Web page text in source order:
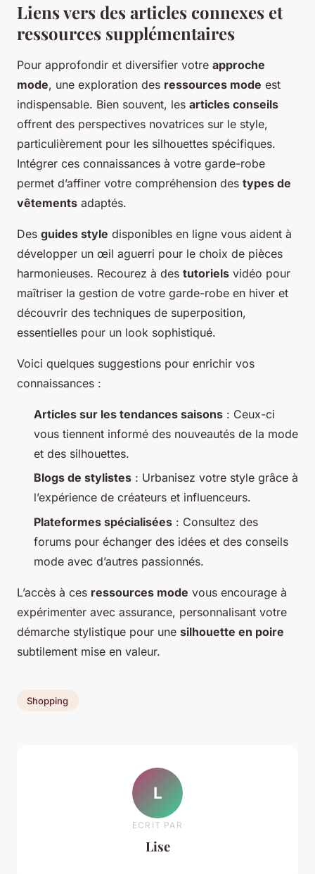
Liens vers des articles connexes et
ressources supplémentaires
Pour approfondir et diversifier votre approche
mode, une exploration des ressources mode est
indispensable. Bien souvent, les articles conseils
offrent des perspectives novatrices sur le style,
particulièrement pour les silhouettes spécifiques.
Intégrer ces connaissances à votre garde-robe
permet d’affiner votre compréhension des types de
vêtements adaptés.
Des guides style disponibles en ligne vous aident à
développer un œil aguerri pour le choix de pièces
harmonieuses. Recourez à des tutoriels vidéo pour
maîtriser la gestion de votre garde-robe en hiver et
découvrir des techniques de superposition,
essentielles pour un look sophistiqué.
Voici quelques suggestions pour enrichir vos
connaissances :
Articles sur les tendances saisons : Ceux-ci
vous tiennent informé des nouveautés de la mode
et des silhouettes.
Blogs de stylistes : Urbanisez votre style grâce à
l’expérience de créateurs et influenceurs.
Plateformes spécialisées : Consultez des
forums pour échanger des idées et des conseils
mode avec d’autres passionnés.
L’accès à ces ressources mode vous encourage à
expérimenter avec assurance, personnalisant votre
démarche stylistique pour une silhouette en poire
subtilement mise en valeur.
Shopping
L
ECRIT PAR
Lise